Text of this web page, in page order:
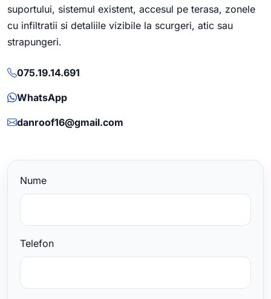
suportului, sistemul existent, accesul pe terasa, zonele
cu infiltratii si detaliile vizibile la scurgeri, atic sau
strapungeri.
075.19.14.691
WhatsApp
danroof16@gmail.com
Nume
Telefon